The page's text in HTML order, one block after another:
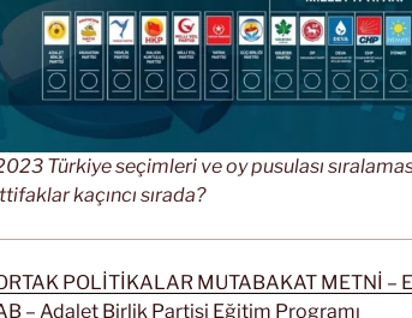
Türkiye seçimleri ve oy pusulası
kaçıncı sırada?
POLİTİKALAR MUTABAKAT METNİ –
– Adalet Birlik Partisi Eğitim Programı